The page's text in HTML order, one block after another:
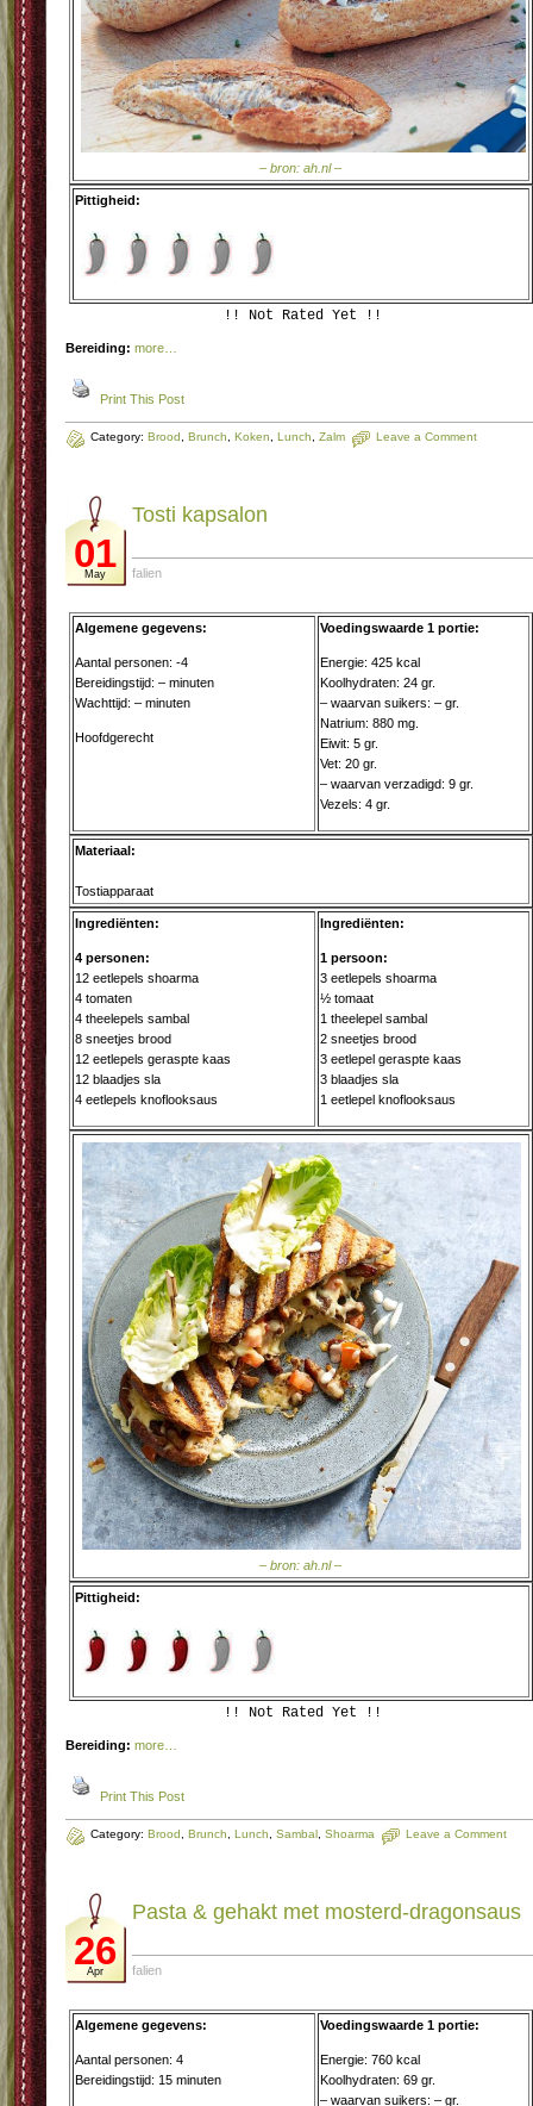
– bron: ah.nl –
Pittigheid:
!! Not Rated Yet !!
Bereiding: more…
Print This Post
Category: Brood Brunch Koken Lunch Zalm Leave a Comment
01
May
Tosti kapsalon
falien
Algemene gegevens:
Aantal personen: -4
Bereidingstijd: – minuten
Wachttijd: – minuten
Hoofdgerecht
Voedingswaarde 1 portie:
Energie: 425 kcal
Koolhydraten: 24 gr.
– waarvan suikers: – gr.
Natrium: 880 mg.
Eiwit: 5 gr.
Vet: 20 gr.
– waarvan verzadigd: 9 gr.
Vezels: 4 gr.
Materiaal:
Tostiapparaat
Ingrediënten:
4 personen:
12 eetlepels shoarma
4 tomaten
4 theelepels sambal
8 sneetjes brood
12 eetlepels geraspte kaas
12 blaadjes sla
4 eetlepels knoflooksaus
Ingrediënten:
1 persoon:
3 eetlepels shoarma
½ tomaat
1 theelepel sambal
2 sneetjes brood
3 eetlepel geraspte kaas
3 blaadjes sla
1 eetlepel knoflooksaus
– bron: ah.nl –
Pittigheid:
!! Not Rated Yet !!
Bereiding: more…
Print This Post
Category: Brood Brunch Lunch Sambal Shoarma Leave a Comment
26
Apr
Pasta & gehakt met mosterd-dragonsaus
falien
Algemene gegevens:
Aantal personen: 4
Bereidingstijd: 15 minuten
Voedingswaarde 1 portie:
Energie: 760 kcal
Koolhydraten: 69 gr.
– waarvan suikers: – gr.